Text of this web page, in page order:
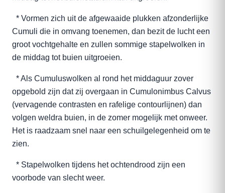
* Vormen zich uit de afgewaaide plukken afzonderlijke
Cumuli die in omvang toenemen, dan bezit de lucht een
groot vochtgehalte en zullen sommige stapelwolken in
de middag tot buien uitgroeien.
* Als Cumuluswolken al rond het middaguur zover
opgebold zijn dat zij overgaan in Cumulonimbus Calvus
(vervagende contrasten en rafelige contourlijnen) dan
volgen weldra buien, in de zomer mogelijk met onweer.
Het is raadzaam snel naar een schuilgelegenheid om te
zien.
* Stapelwolken tijdens het ochtendrood zijn een
voorbode van slecht weer.